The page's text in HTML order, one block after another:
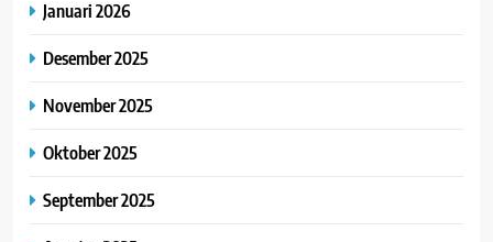
Januari 2026
Desember 2025
November 2025
Oktober 2025
September 2025